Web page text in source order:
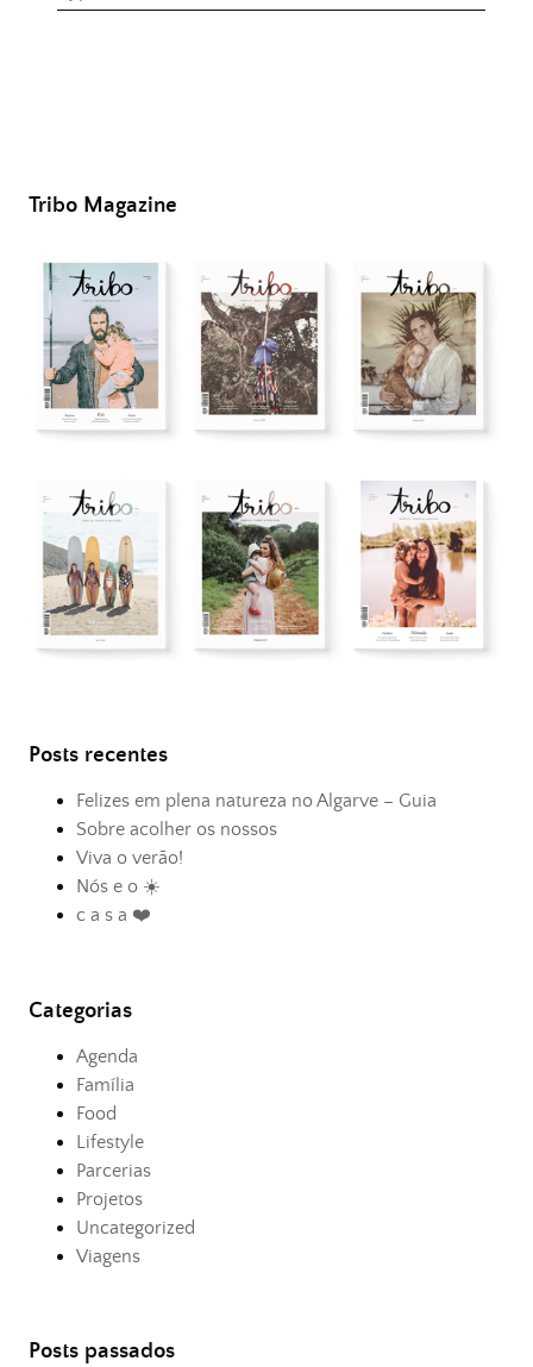
Tribo Magazine
Posts recentes
Felizes em plena natureza no Algarve – Guia
Sobre acolher os nossos
Viva o verão!
Nós e o ☀️
c a s a ❤️
Categorias
Agenda
Família
Food
Lifestyle
Parcerias
Projetos
Uncategorized
Viagens
Posts passados